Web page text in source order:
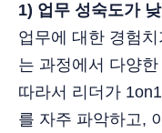
1) 업무 성숙도가
업무에 대한 경험
는 과정에서 다양
따라서 리더가
를 자주 파악하고,